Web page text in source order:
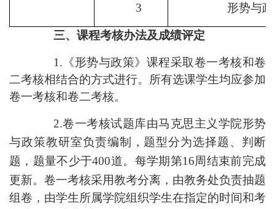
3
形势与
三、课程考核办法及成绩评定
1. 《形势与政策》 课程采取卷一考核和卷
二考核相结合的方式进行。 所有选课学生均应参加
卷一考核和卷二考核。
2.卷一考核试题库由马克思主义学院形势
与政策教研室负责编制，题型分为选择题、判断
题，题量不少于400道。每学期第16周结束前完成
更新。卷一考核采用教考分离， 由教务处负责抽题
组卷 ， 由学生所属学院组织学生在指定的时间和考